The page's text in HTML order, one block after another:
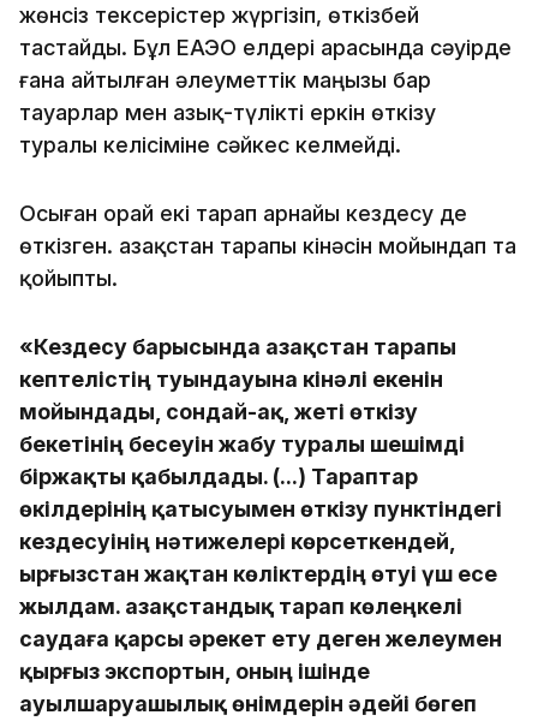
жөнсіз тексерістер жүргізіп, өткізбей
тастайды. Бұл ЕАЭО елдері арасында сәуірде
ғана айтылған әлеуметтік маңызы бар
тауарлар мен азық-түлікті еркін өткізу
туралы келісіміне сәйкес келмейді.
Осыған орай екі тарап арнайы кездесу де
өткізген. Қазақстан тарапы кінәсін мойындап та
қойыпты.
«Кездесу барысында Қазақстан тарапы
кептелістің туындауына кінәлі екенін
мойындады, сондай-ақ, жеті өткізу
бекетінің бесеуін жабу туралы шешімді
біржақты қабылдады. (...) Тараптар
өкілдерінің қатысуымен өткізу пунктіндегі
кездесуінің нәтижелері көрсеткендей,
Қырғызстан жақтан көліктердің өтуі үш есе
жылдам. Қазақстандық тарап көлеңкелі
саудаға қарсы әрекет ету деген желеумен
қырғыз экспортын, оның ішінде
ауылшаруашылық өнімдерін әдейі бөгеп